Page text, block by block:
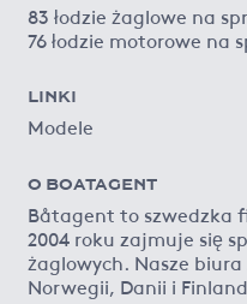
83 łodzie żaglowe na
76 łodzie motorowe na
LINKI
Modele
O BOATAGENT
Båtagent to szwedzka
2004 roku zajmuje się
żaglowych. Nasze
Norwegii, Danii i